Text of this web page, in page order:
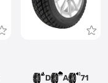
D A 71